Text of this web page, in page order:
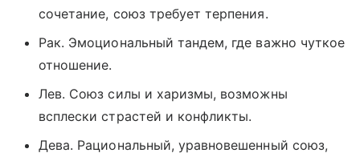
сочетание, союз требует терпения.
Рак. Эмоциональный тандем, где важно чуткое
отношение.
Лев. Союз силы и харизмы, возможны
всплески страстей и конфликты.
Дева. Рациональный, уравновешенный союз,